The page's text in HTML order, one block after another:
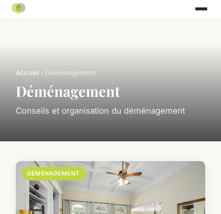
Accueil › Déménagement
Déménagement
Conseils et organisation du déménagement
DÉMÉNAGEMENT